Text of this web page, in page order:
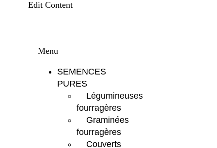
Edit Content
Menu
SEMENCES
PURES
Légumineuses
fourragères
Graminées
fourragères
Couverts